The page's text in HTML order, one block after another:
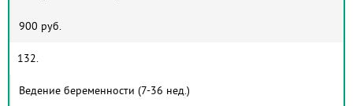
900 руб.
132.
Ведение беременности (7-36 нед.)